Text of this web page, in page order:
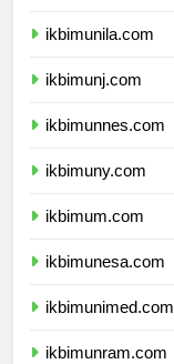
ikbimunila.com
ikbimunj.com
ikbimunnes.com
ikbimuny.com
ikbimum.com
ikbimunesa.com
ikbimunimed.com
ikbimunram.com